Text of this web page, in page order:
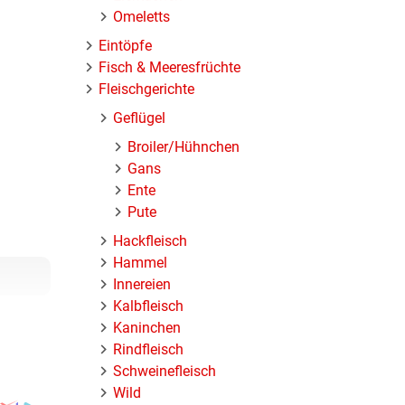
Omeletts
Eintöpfe
Fisch & Meeresfrüchte
Fleischgerichte
Geflügel
Broiler/Hühnchen
Gans
Ente
Pute
Hackfleisch
Hammel
Innereien
Kalbfleisch
Kaninchen
Rindfleisch
Schweinefleisch
Wild